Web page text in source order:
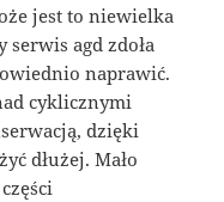
jest to niewielka
agd zdoła
naprawić.
cyklicznymi
dzięki
dłużej. Mało